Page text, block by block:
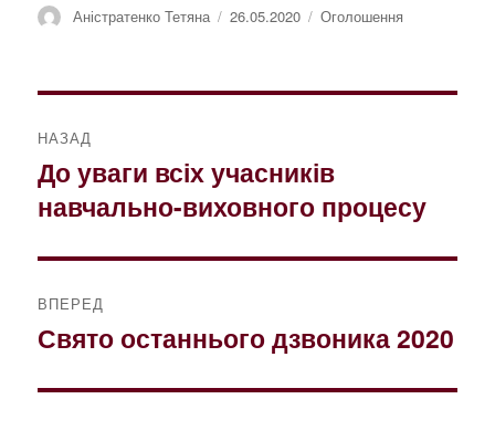
Автор
Аністратенко Тетяна Оприлюднено
26.05.2020 Категорії
Оголошення
записів
НАЗАД
Попередній
запис:
До уваги всіх учасників
навчально-виховного процесу
ВПЕРЕД
Наступний
Свято останнього дзвоника 2020